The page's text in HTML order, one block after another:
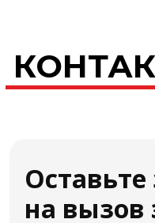
Оставьте
на вызов